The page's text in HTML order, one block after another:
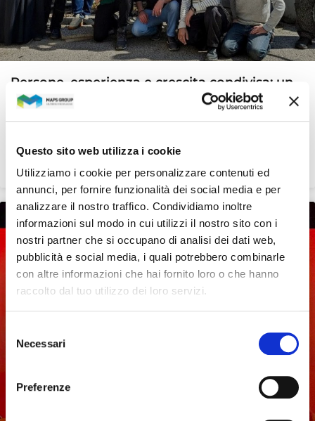
Questo sito web utilizza i cookie
Utilizziamo i cookie per personalizzare contenuti ed
annunci, per fornire funzionalità dei social media e per
analizzare il nostro traffico. Condividiamo inoltre
informazioni sul modo in cui utilizzi il nostro sito con i
nostri partner che si occupano di analisi dei dati web,
pubblicità e social media, i quali potrebbero combinarle
con altre informazioni che hai fornito loro o che hanno
raccolto dal tuo utilizzo dei loro servizi.
delNecessari
Preferenze
Persone, esperienza e crescita condivisa: un
anno insieme a Ellysse
Un percorso verso una cultura aziendale fatta di
LEGGI TUTTO »
RISORSE UMANE E WELFARE